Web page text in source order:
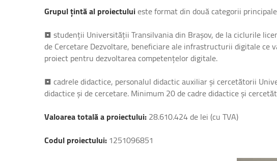
Grupul țintă al proiectuluieste format din două categorii
• studenții Universității Transilvania din Brașov, de la ciclurile
de Cercetare Dezvoltare, beneficiare ale infrastructurii digitale
proiect pentru dezvoltarea competențelor digitale.
• cadrele didactice, personalul didactic auxiliar și cercetătorii
didactice și de cercetare. Minimum 20 de cadre didactice și
Valoarea totală a proiectului: 28.610.424 de lei (cu TVA)
Codul proiectului: 1251096851